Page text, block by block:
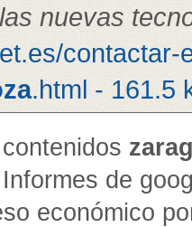
nuevas
contactar-
.html - 161.5
de
económico